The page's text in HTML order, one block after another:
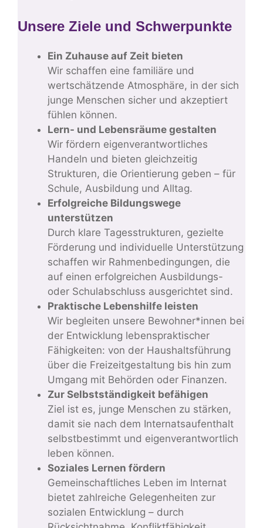
Unsere Ziele und Schwerpunkte
Ein Zuhause auf Zeit bieten
Wir schaffen eine familiäre und
wertschätzende Atmosphäre, in der sich
junge Menschen sicher und akzeptiert
fühlen können.
Lern- und Lebensräume gestalten
Wir fördern eigenverantwortliches
Handeln und bieten gleichzeitig
Strukturen, die Orientierung geben – für
Schule, Ausbildung und Alltag.
Erfolgreiche Bildungswege
unterstützen
Durch klare Tagesstrukturen, gezielte
Förderung und individuelle Unterstützung
schaffen wir Rahmenbedingungen, die
auf einen erfolgreichen Ausbildungs-
oder Schulabschluss ausgerichtet sind.
Praktische Lebenshilfe leisten
Wir begleiten unsere Bewohner*innen bei
der Entwicklung lebenspraktischer
Fähigkeiten: von der Haushaltsführung
über die Freizeitgestaltung bis hin zum
Umgang mit Behörden oder Finanzen.
Zur Selbstständigkeit befähigen
Ziel ist es, junge Menschen zu stärken,
damit sie nach dem Internatsaufenthalt
selbstbestimmt und eigenverantwortlich
leben können.
Soziales Lernen fördern
Gemeinschaftliches Leben im Internat
bietet zahlreiche Gelegenheiten zur
sozialen Entwicklung – durch